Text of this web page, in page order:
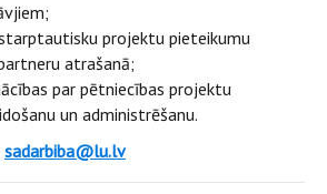
projektu pieteikumu
atrašanā;
par pētniecības projektu
un administrēšanu.
sadarbiba@lu.lv